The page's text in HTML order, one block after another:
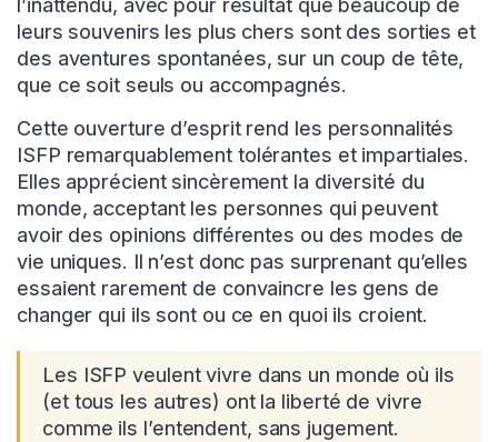
l’inattendu, avec pour résultat que beaucoup de
leurs souvenirs les plus chers sont des sorties et
des aventures spontanées, sur un coup de tête,
que ce soit seuls ou accompagnés.
Cette ouverture d’esprit rend les personnalités
ISFP remarquablement tolérantes et impartiales.
Elles apprécient sincèrement la diversité du
monde, acceptant les personnes qui peuvent
avoir des opinions différentes ou des modes de
vie uniques. Il n’est donc pas surprenant qu’elles
essaient rarement de convaincre les gens de
changer qui ils sont ou ce en quoi ils croient.
Les ISFP veulent vivre dans un monde où ils
(et tous les autres) ont la liberté de vivre
comme ils l’entendent, sans jugement.